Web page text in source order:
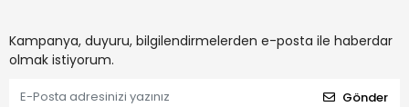
Kampanya, duyuru, bilgilendirmelerden e-posta ile haberdar
olmak istiyorum.
Gönder